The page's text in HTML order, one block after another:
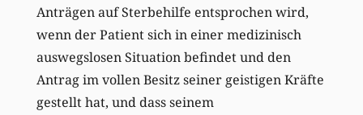
Anträgen auf Sterbehilfe entsprochen wird,
wenn der Patient sich in einer medizinisch
auswegslosen Situation befindet und den
Antrag im vollen Besitz seiner geistigen Kräfte
gestellt hat, und dass seinem